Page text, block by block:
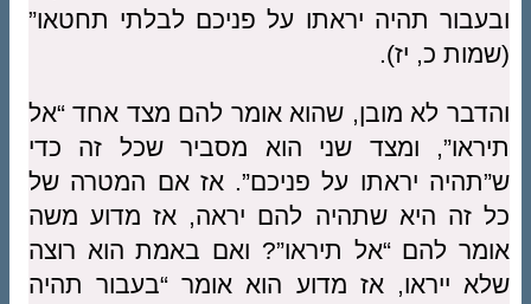
ובעבור תהיה יראתו על פניכם לבלתי תחטאו”
(שמות כ, יז).
והדבר לא מובן, שהוא אומר להם מצד אחד “אל
תיראו”, ומצד שני הוא מסביר שכל זה כדי
ש”תהיה יראתו על פניכם”. אז אם המטרה של
כל זה היא שתהיה להם יראה, אז מדוע משה
אומר להם “אל תיראו”? ואם באמת הוא רוצה
שלא ייראו, אז מדוע הוא אומר “בעבור תהיה